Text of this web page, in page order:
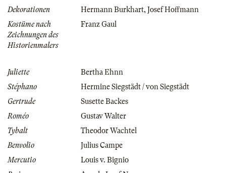
Dekorationen
Hermann Burkhart,Josef Hoffmann
Kostüme nach
Zeichnungen des
Historienmalers
Franz Gaul
Juliette
Bertha Ehnn
Stéphano
Hermine Siegstädt / von Siegstädt
Gertrude
Susette Backes
Roméo
Gustav Walter
Tybalt
Theodor Wachtel
Benvolio
Julius Campe
Mercutio
Louis v. Bignio